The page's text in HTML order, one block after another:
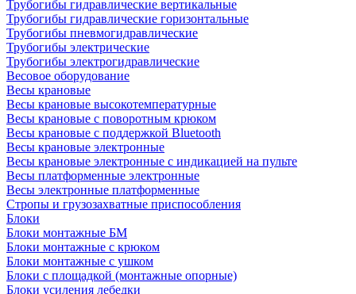
Трубогибы гидравлические вертикальные
Трубогибы гидравлические горизонтальные
Трубогибы пневмогидравлические
Трубогибы электрические
Трубогибы электрогидравлические
Весовое оборудование
Весы крановые
Весы крановые высокотемпературные
Весы крановые с поворотным крюком
Весы крановые с поддержкой Bluetooth
Весы крановые электронные
Весы крановые электронные с индикацией на пульте
Весы платформенные электронные
Весы электронные платформенные
Стропы и грузозахватные приспособления
Блоки
Блоки монтажные БМ
Блоки монтажные с крюком
Блоки монтажные с ушком
Блоки с площадкой (монтажные опорные)
Блоки усиления лебедки